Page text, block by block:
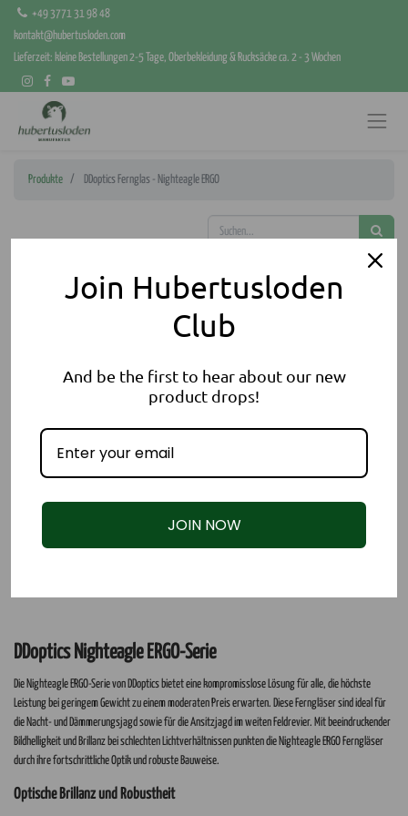
+49 3771 31 98 48
kontakt@hubertusloden.com
Lieferzeit: kleine Bestellungen 2-5 Tage, Oberbekleidung & Rucksäcke ca. 2 - 3 Wochen
Produkte DDoptics Fernglas - Nighteagle ERGO
DDoptics Nighteagle ERGO-Serie
Die Nighteagle ERGO-Serie von DDoptics bietet eine kompromisslose Lösung für alle, die höchste
Leistung bei geringem Gewicht zu einem moderaten Preis erwarten. Diese Ferngläser sind ideal für
die Nacht- und Dämmerungsjagd sowie für die Ansitzjagd im weiten Feldrevier. Mit beeindruckender
Bildhelligkeit und Brillanz bei schlechten Lichtverhältnissen punkten die Nighteagle ERGO Ferngläser
durch ihre fortschrittliche Optik und robuste Bauweise.
Optische Brillanz und Robustheit
Join Hubertusloden
Club
And be the first to hear about our new
product drops!
JOIN NOW